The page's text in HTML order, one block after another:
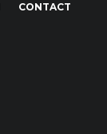
CONTACT